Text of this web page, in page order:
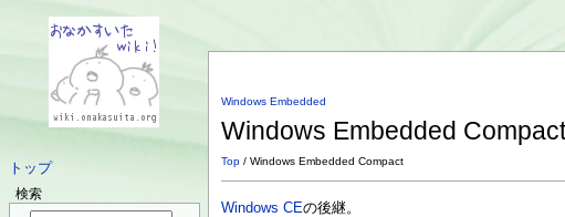
トップ
検索
Windows Embedded
Windows Embedded
Top / Windows Embedded Compact
Windows CEの後継。